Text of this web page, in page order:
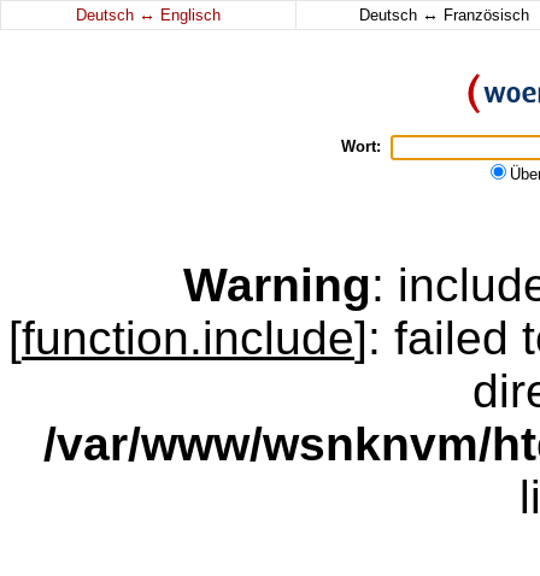
Deutsch ↔ Englisch Deutsch ↔ Französisch
Wort:
Warning:
[function.include]: failed
/var/www/wsnknvm/